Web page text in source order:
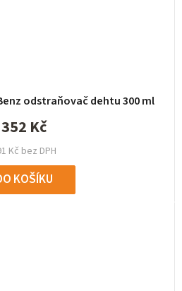
odstraňovač dehtu 300 ml
Kč bez DPH
352 Kč
KOŠÍKU